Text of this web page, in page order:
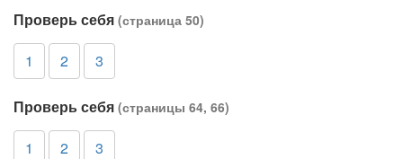
Проверь себя (страница 50)
1 2 3
Проверь себя (страницы 64, 66)
1 2 3